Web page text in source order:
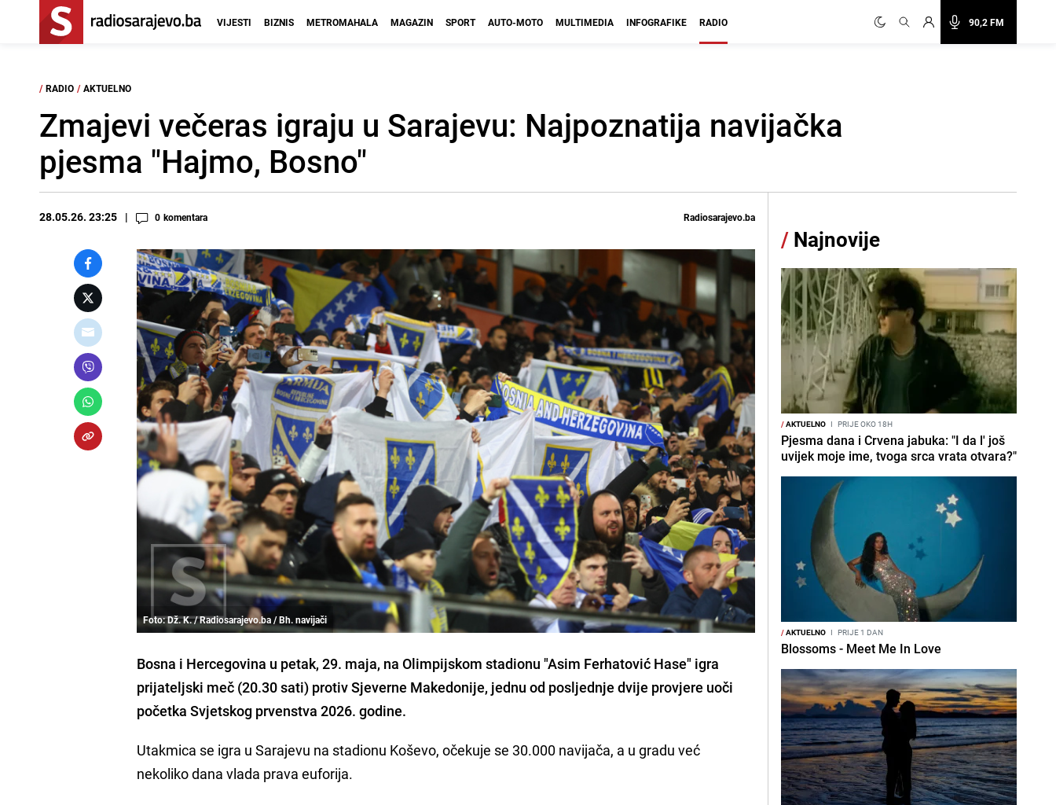
90,2 FM
VIJESTI BIZNIS METROMAHALA MAGAZIN SPORT AUTO-MOTO MULTIMEDIA INFOGRAFIKE RADIO
/ RADIO / AKTUELNO
Zmajevi večeras igraju u Sarajevu: Najpoznatija navijačka
pjesma "Hajmo, Bosno"
28.05.26. 23:25 0 komentara Radiosarajevo.ba
Foto: Dž. K. / Radiosarajevo.ba / Bh. navijači
Bosna i Hercegovina u petak, 29. maja, na Olimpijskom stadionu "Asim Ferhatović Hase" igra
prijateljski meč (20.30 sati) protiv Sjeverne Makedonije, jednu od posljednje dvije provjere uoči
početka Svjetskog prvenstva 2026. godine.
Utakmica se igra u Sarajevu na stadionu Koševo, očekuje se 30.000 navijača, a u gradu već
nekoliko dana vlada prava euforija.
/ Najnovije
/AKTUELNO I PRIJE OKO 18H
Pjesma dana i Crvena jabuka: "I da l' još
uvijek moje ime, tvoga srca vrata otvara?"
/AKTUELNO I PRIJE 1 DAN
Blossoms - Meet Me In Love